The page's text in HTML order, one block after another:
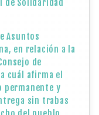
de Solidaridad
Asuntos
en relación a la
de
cuál afirma el
permanente y
sin trabas